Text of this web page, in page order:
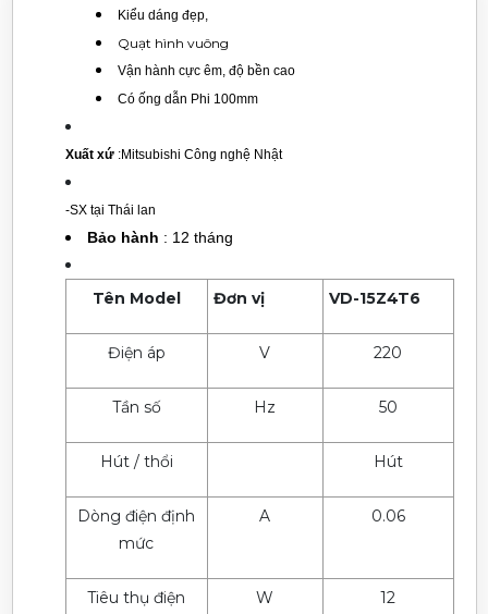
Kiểu dáng đẹp,
Quạt hình vuông
Vận hành cực êm, độ bền cao
Có ống dẫn Phi 100mm
Xuất xứ:Mitsubishi Công nghệ Nhật
-SX tại Thái lan
Bảo hành : 12 tháng
Tên Model Đơn vị VD-15Z4T6
Điện áp V 220
Tần số Hz 50
Hút / thổi Hút
Dòng điện định
mức
A 0.06
Tiêu thụ điện
W 12